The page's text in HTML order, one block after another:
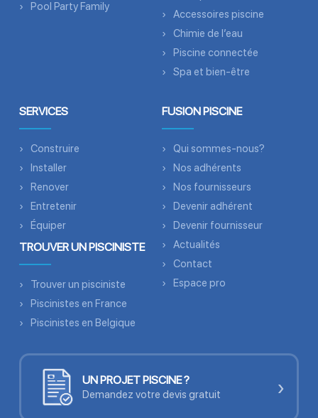
Pool Party Family
Accessoires piscine
Chimie de l’eau
Piscine connectée
Spa et bien-être
SERVICES
Construire
Installer
Renover
Entretenir
Équiper
TROUVER UN PISCINISTE
Trouver un pisciniste
Piscinistes en France
Piscinistes en Belgique
FUSION PISCINE
Qui sommes-nous?
Nos adhérents
Nos fournisseurs
Devenir adhérent
Devenir fournisseur
Actualités
Contact
Espace pro
UN PROJET PISCINE ?
Demandez votre devis gratuit ›